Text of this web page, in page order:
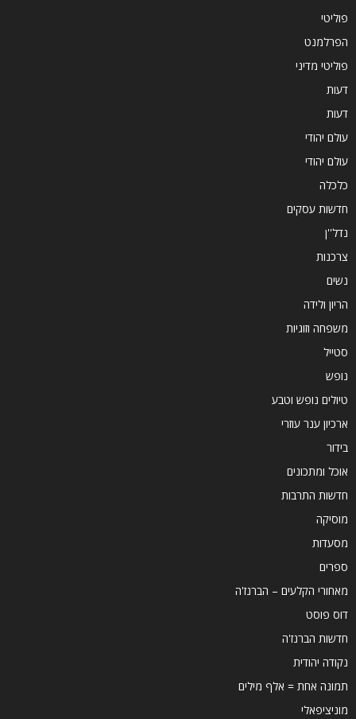
פוליטי
הפרלמנט
פוליטי מדיני
דעות
דעות
עולם יהודי
עולם יהודי
כלכלה
חדשות עסקים
נדל''ן
צרכנות
נשים
הריון ולידה
משפחה וזוגיות
סטייל
נופש
טיולים נופש וטבע
ארכיון ענר עוזרי
בידור
אוכל ומתכונים
חדשות התרבות
מוסיקה
מסעדות
ספרים
מאחורי הקלעים – הברנז'ה
דוס פוסט
חדשות הברנז'ה
נקודה יהודית
תמונה אחת = אלף מילים
מוניציפאלי